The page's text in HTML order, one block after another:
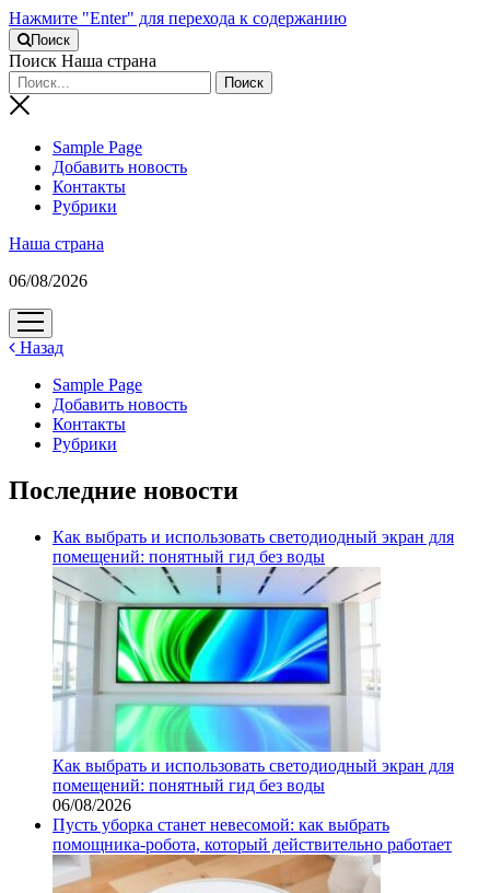
Нажмите "Enter" для перехода к содержанию
Поиск
Поиск Наша страна
Sample Page
Добавить новость
Контакты
Рубрики
Наша страна
06/08/2026
открыть
меню
Назад
Sample Page
Добавить новость
Контакты
Рубрики
Последние новости
Как выбрать и использовать светодиодный экран для
помещений: понятный гид без воды
Как выбрать и использовать светодиодный экран для
помещений: понятный гид без воды
06/08/2026
Пусть уборка станет невесомой: как выбрать
помощника‑робота, который действительно работает